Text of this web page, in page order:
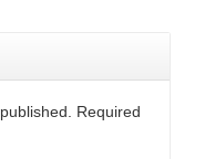
Required